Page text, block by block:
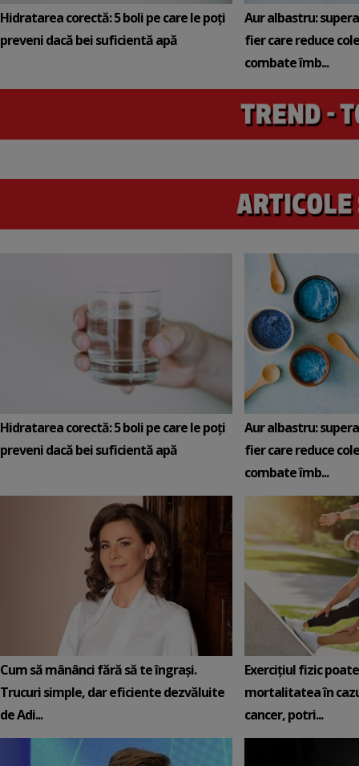
Hidratarea corectă: 5 boli pe care le poți
preveni dacă bei suficientă apă
Aur albastru:
fier care reduce
combate îmb...
Hidratarea corectă: 5 boli pe care le poți
preveni dacă bei suficientă apă
Aur albastru:
fier care reduce
combate îmb...
Cum să mânânci fără să te îngrași.
Trucuri simple, dar eficiente dezvăluite
de Adi...
Exercițiul fizic
mortalitatea în
cancer, potri...